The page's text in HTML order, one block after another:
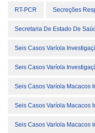
RT-PCR Secreções
Secretaria De Estado De
Seis Casos Varíola
Seis Casos Varíola
Seis Casos Varíola Macacos
Seis Casos Varíola Macacos
Seis Casos Varíola Macacos